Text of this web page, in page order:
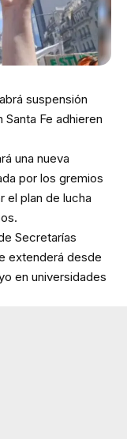
suspensión
Fe adhieren
una nueva
por los gremios
el plan de lucha
Secretarías
extenderá desde
en universidades